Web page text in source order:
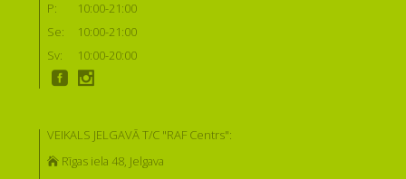
P:
10:00-21:00
Se:
10:00-21:00
Sv:
10:00-20:00
VEIKALS JELGAVĀ T/C "RAF Centrs":
Rīgas iela 48, Jelgava